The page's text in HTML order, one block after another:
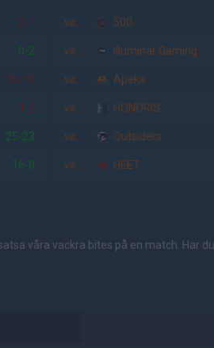
2-1
0-2
16-19
1-2
25-23
16-8
vs. 500
vs. Illuminar Gaming
vs. Apeks
vs. HONORIS
vs. Outsiders
vs. HEET
våra vackra bites på en match. Har